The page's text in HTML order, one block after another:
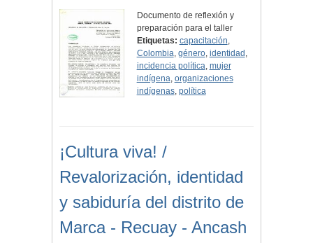
Documento de reflexión y
preparación para el taller
Etiquetas: capacitación,
Colombia, género, identidad ,
incidencia política, mujer
indígena, organizaciones
indígenas, política
¡Cultura viva! /
Revalorización, identidad
y sabiduría del distrito de
Marca - Recuay - Ancash